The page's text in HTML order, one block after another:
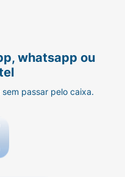
descobrimos
para
deixando-a
whatsapp ou
passar pelo caixa.